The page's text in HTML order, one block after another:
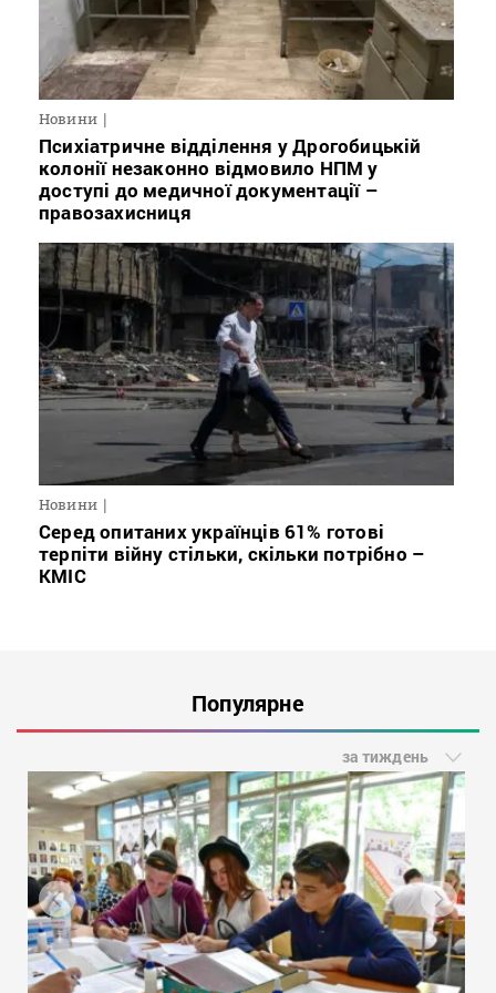
Новини
Психіатричне відділення у Дрогобицькій
колонії незаконно відмовило НПМ у
доступі до медичної документації –
правозахисниця
Новини
Серед опитаних українців 61% готові
терпіти війну стільки, скільки потрібно –
КМІС
Популярне
за тиждень